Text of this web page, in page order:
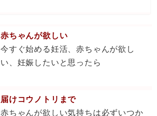
赤ちゃんが欲しい
今すぐ始める妊活、赤ちゃんが欲し
い、妊娠したいと思ったら
届けコウノトリまで
赤ちゃんが欲しい気持ちは必ずいつか